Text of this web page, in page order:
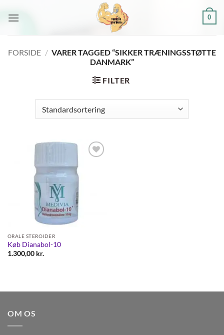
0
FORSIDE / VARER TAGGED “SIKKER TRÆNINGSSTØTTE
DANMARK”
FILTER
ORALE STEROIDER
Køb Dianabol-10
1.300,00 kr.
OM OS